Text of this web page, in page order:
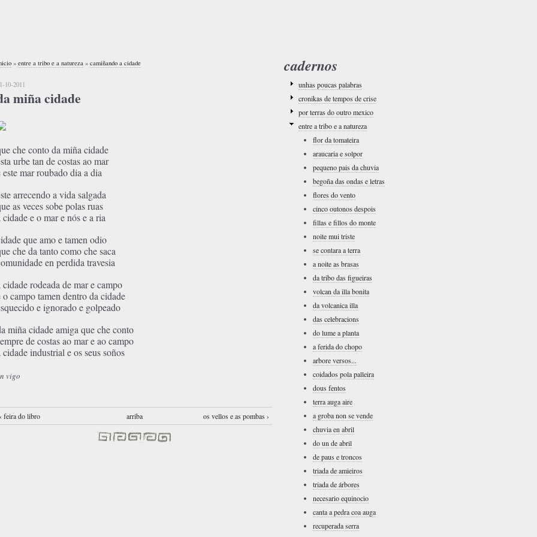
» entre a tribo e a natureza » camiñando a cidade
10-2011
miña cidade
che conto da miña cidade
urbe tan de costas ao mar
este mar roubado dia a dia
arrecendo a vida salgada
as veces sobe polas ruas
cidade e o mar e nós e a ria
que amo e tamen odio
che da tanto como che saca
en perdida travesia
cidade rodeada de mar e campo
o campo tamen dentro da cidade
e ignorado e golpeado
miña cidade amiga que che conto
de costas ao mar e ao campo
cidade industrial e os seus soños
vigo
‹ feira do libro arriba os vellos e as pombas ›
cadernos
unhas poucas palabras
cronikas de tempos de crise
por terras do outro mexico
entre a tribo e a natureza
flor da tomateira
araucaria e solpor
pequeno pais da chuvia
begoña das ondas e letras
flores do vento
cinco outonos despois
fillas e fillos do monte
noite mui triste
se contara a terra
a noite as brasas
da tribo das figueiras
volcan da illa bonita
da volcanica illa
das celebracions
do lume a planta
a ferida do chopo
arbore versos...
coidados pola palleira
dous fentos
terra auga aire
a groba non se vende
chuvia en abril
do un de abril
de paus e troncos
triada de amieiros
triada de árbores
necesario equinocio
canta a pedra coa auga
recuperada serra